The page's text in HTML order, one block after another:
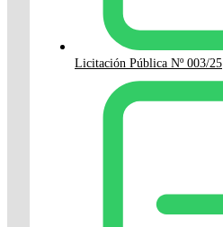
Licitación Pública Nº 003/25